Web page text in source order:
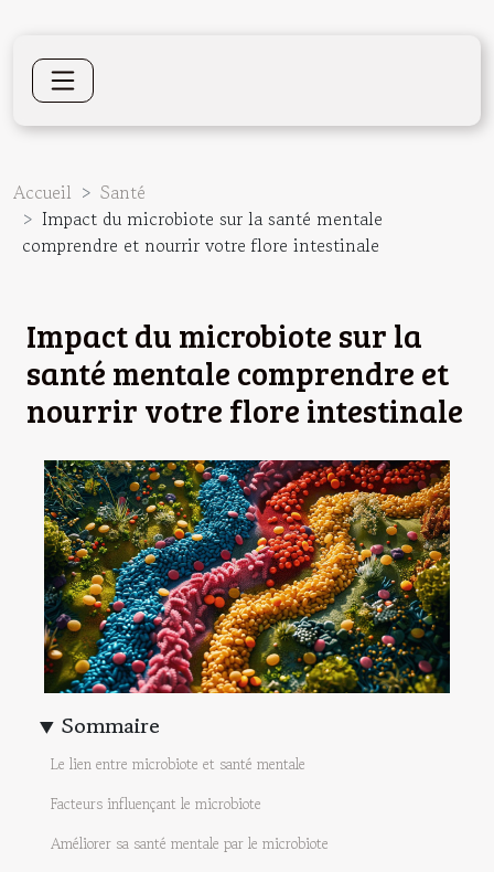
Accueil
Santé
Impact du microbiote sur la santé mentale
comprendre et nourrir votre flore intestinale
Impact du microbiote sur la
santé mentale comprendre et
nourrir votre flore intestinale
Sommaire
Le lien entre microbiote et santé mentale
Facteurs influençant le microbiote
Améliorer sa santé mentale par le microbiote